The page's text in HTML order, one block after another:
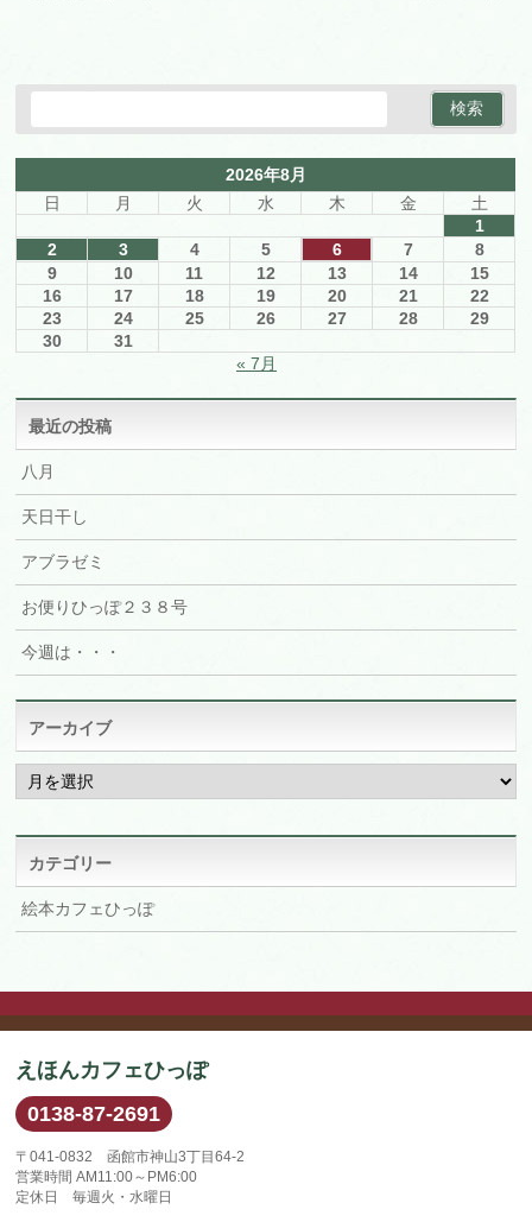
2026年8月
日
月 火 水 木 金
土
1
2
3 4 5 6 7
8
9
10 11 12 13 14
15
16
17 18 19 20 21
22
23
24 25 26 27 28
29
30
31
« 7月
最近の投稿
八月
天日干し
アブラゼミ
お便りひっぽ２３８号
今週は・・・
アーカイブ
ア
ー
カ
カテゴリー
絵本カフェひっぽ
えほんカフェひっぽ
0138-87-2691
〒041-0832 函館市神山3丁目64-2
営業時間 AM11:00～PM6:00
定休日 毎週火・水曜日